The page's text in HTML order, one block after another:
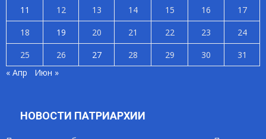
11
12 13 14 15 16
17
18
19 20 21 22 23
24
25
26 27 28 29 30
31
« Апр
Июн »
НОВОСТИ ПАТРИАРХИИ